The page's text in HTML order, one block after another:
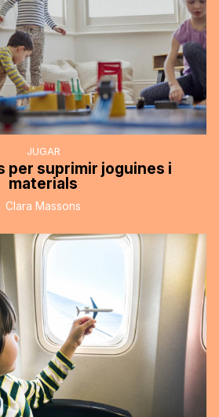
JUGAR
per suprimir joguines i
materials
Clara Massons